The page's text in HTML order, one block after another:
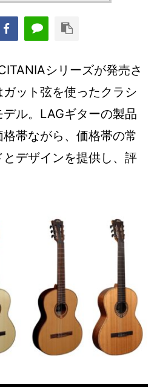
シリーズが発売さ
ット弦を使ったクラシ
ル。LAGギターの製品
帯ながら、価格帯の常
デザインを提供し、評